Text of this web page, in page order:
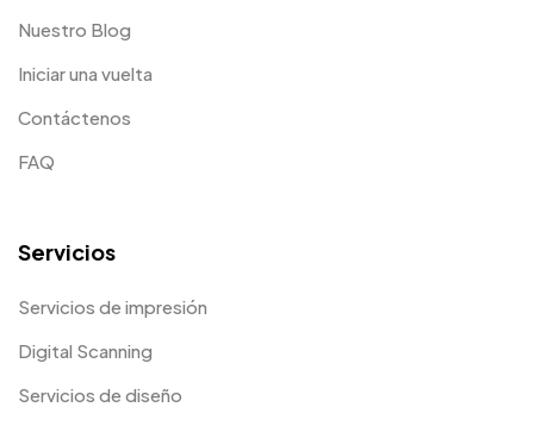
Nuestro Blog
Iniciar una vuelta
Contáctenos
FAQ
Servicios
Servicios de impresión
Digital Scanning
Servicios de diseño